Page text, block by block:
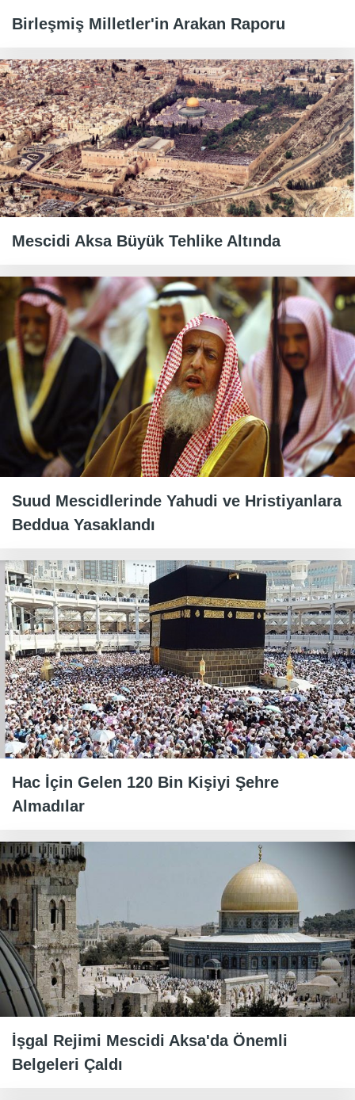
Birleşmiş Milletler'in Arakan Raporu
Mescidi Aksa Büyük Tehlike Altında
Suud Mescidlerinde Yahudi ve Hristiyanlara
Beddua Yasaklandı
Hac İçin Gelen 120 Bin Kişiyi Şehre
Almadılar
İşgal Rejimi Mescidi Aksa'da Önemli
Belgeleri Çaldı